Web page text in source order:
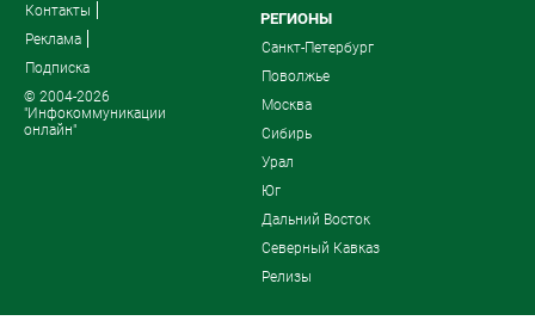
Контакты
Реклама
Подписка
© 2004-2026
"Инфокоммуникации
онлайн"
РЕГИОНЫ
Санкт-Петербург
Поволжье
Москва
Сибирь
Урал
Юг
Дальний Восток
Северный Кавказ
Релизы